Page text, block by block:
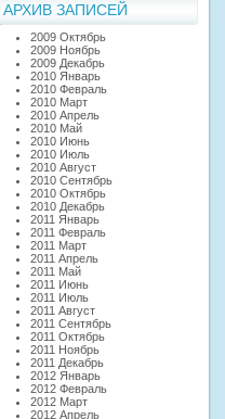
АРХИВ ЗАПИСЕЙ
2009 Октябрь
2009 Ноябрь
2009 Декабрь
2010 Январь
2010 Февраль
2010 Март
2010 Апрель
2010 Май
2010 Июнь
2010 Июль
2010 Август
2010 Сентябрь
2010 Октябрь
2010 Декабрь
2011 Январь
2011 Февраль
2011 Март
2011 Апрель
2011 Май
2011 Июнь
2011 Июль
2011 Август
2011 Сентябрь
2011 Октябрь
2011 Ноябрь
2011 Декабрь
2012 Январь
2012 Февраль
2012 Март
2012 Апрель